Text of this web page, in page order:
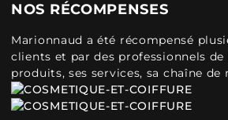
NOS RÉCOMPENSES
Marionnaud a été récompensé
clients et par des professionnels de
produits, ses services, sa chaîne de